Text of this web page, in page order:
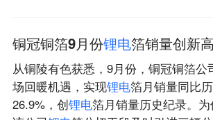
铜冠铜箔9月份锂电箔销量创新高
从铜陵有色获悉，9月份，铜冠铜箔公
场回暖机遇，实现锂电箔月销量同比
26.9%，创锂电箔月销量历史纪录。为